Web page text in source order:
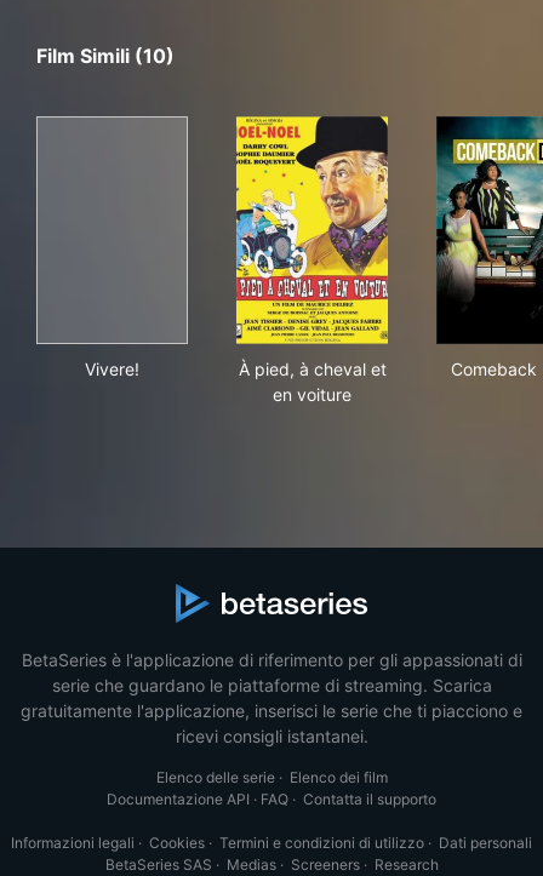
Film Simili (10)
Vivere!
À pied, à cheval et
en voiture
Comeback
BetaSeries è l'applicazione di riferimento per gli appassionati di
serie che guardano le piattaforme di streaming. Scarica
gratuitamente l'applicazione, inserisci le serie che ti piacciono e
ricevi consigli istantanei.
Elenco delle serie· Elenco dei film
Documentazione API · FAQ · Contatta il supporto
Informazioni legali · Cookies · Termini e condizioni di utilizzo · Dati personali
BetaSeries SAS · Medias· Screeners· Research